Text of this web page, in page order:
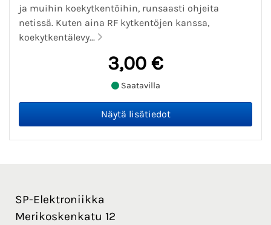
ja muihin koekytkentöihin, runsaasti ohjeita
netissä. Kuten aina RF kytkentöjen kanssa,
koekytkentälevy...
3,00 €
Saatavilla
SP-Elektroniikka
Merikoskenkatu 12